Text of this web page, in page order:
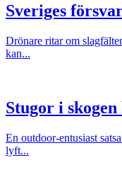
Sveriges
Drönare ritar om
kan...
Stugor i
En outdoor-entusiast
lyft...